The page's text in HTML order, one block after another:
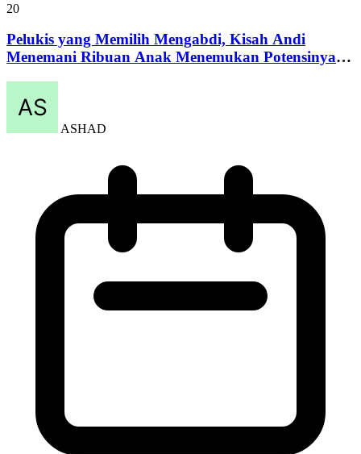
20
Pelukis yang Memilih Mengabdi, Kisah Andi
Menemani Ribuan Anak Menemukan Potensinya
ASHAD